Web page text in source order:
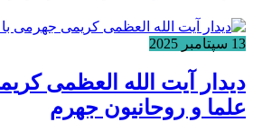
13 سپتامبر 2025
دیدار آیت الله العظمی
علما و روحانیون جهرم